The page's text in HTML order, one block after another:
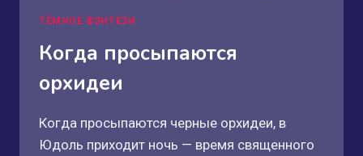
ТЁМНОЕ ФЭНТЕЗИ
Когда просыпаются
орхидеи
Когда просыпаются черные орхидеи, в
Юдоль приходит ночь — время священного